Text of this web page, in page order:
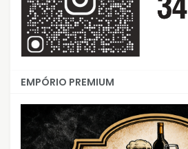
EMPÓRIO PREMIUM